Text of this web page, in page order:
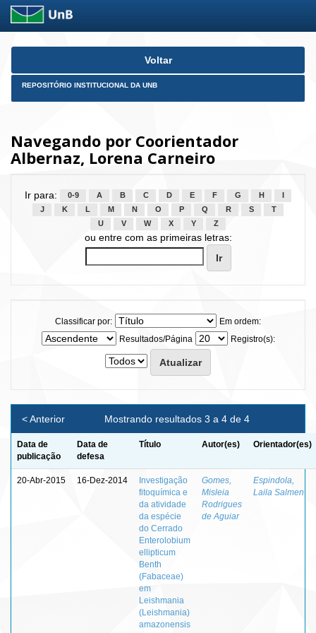
Skip
Voltar
REPOSITÓRIO INSTITUCIONAL DA UNB
Navegando por Coorientador
Albernaz, Lorena Carneiro
Ir para: 0-9 A B C D E F G H
J
K L M N O P Q R S
T
U
V W X Y Z
ou entre com as primeiras letras:
Classificar por:
Em ordem:
Resultados/Página
Registro(s):
Mostrando resultados 3 a 4 de 4
< Anterior
Data de
publicação
Data de
defesa
Título Autor(es) Orientador(es)
20-Abr-2015 16-Dez-2014
Investigação
fitoquímica e
da atividade
da espécie
do Cerrado
Enterolobium
ellipticum
Benth
(Fabaceae)
em
Leishmania
(Leishmania)
amazonensis
Gomes,
Misleia
Rodrigues
de Aguiar
Espindola,
Laila Salmen